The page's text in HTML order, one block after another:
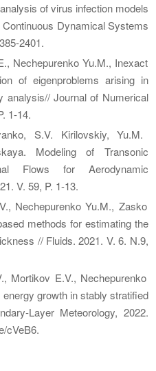
of virus infection models
Dynamical Systems
2401.
Nechepurenko Yu.M., Inexact
of eigenproblems arising in
analysis// Journal of Numerical
1-14.
S.V. Kirilovskiy, Yu.M.
Modeling of Transonic
Flows for Aerodynamic
V. 59, P. 1-13.
Nechepurenko Yu.M., Zasko
methods for estimating the
// Fluids. 2021. V. 6. N.9,
Mortikov E.V., Nechepurenko
growth in stably stratified
Layer Meteorology, 2022.
cVeB6.